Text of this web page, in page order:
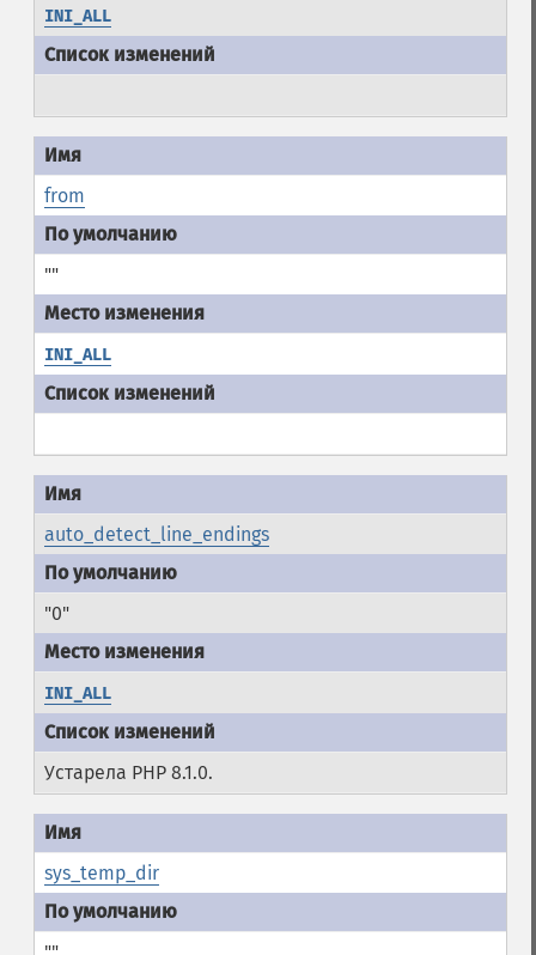
INI_ALL
from
""
INI_ALL
auto_detect_line_endings
"0"
INI_ALL
Устарела PHP 8.1.0.
sys_temp_dir